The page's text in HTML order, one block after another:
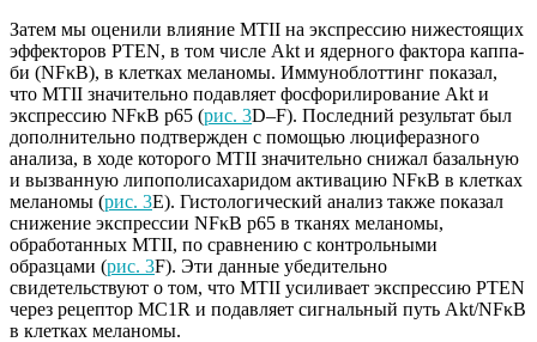
Затем мы оценили влияние MTII на экспрессию нижестоящих
эффекторов PTEN, в том числе Akt и ядерного фактора каппа-
би (NFκB), в клетках меланомы. Иммуноблоттинг показал,
что MTII значительно подавляет фосфорилирование Akt и
экспрессию NFκB p65 (рис. 3D–F). Последний результат был
дополнительно подтвержден с помощью люциферазного
анализа, в ходе которого MTII значительно снижал базальную
и вызванную липополисахаридом активацию NFκB в клетках
меланомы (рис. 3E). Гистологический анализ также показал
снижение экспрессии NFκB p65 в тканях меланомы,
обработанных MTII, по сравнению с контрольными
образцами (рис. 3F). Эти данные убедительно
свидетельствуют о том, что MTII усиливает экспрессию PTEN
через рецептор MC1R и подавляет сигнальный путь Akt/NFκB
в клетках меланомы.